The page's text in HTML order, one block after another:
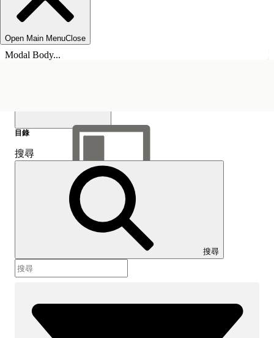
Open Main MenuClose
Modal Body...
顯示目錄
目錄
搜尋
搜尋